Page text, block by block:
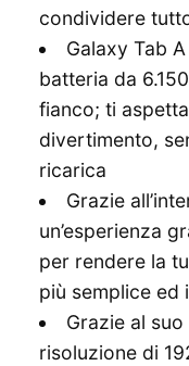
condividere
Galaxy Tab
batteria da
fianco; ti
divertimento,
ricarica
Grazie
un’esperienza
per rendere la
più semplice ed
Grazie al suo
risoluzione di